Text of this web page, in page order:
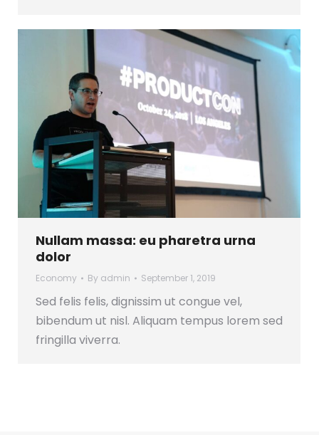
Nullam massa: eu pharetra urna
dolor
Economy By admin September 1, 2019
Sed felis felis, dignissim ut congue vel,
bibendum ut nisl. Aliquam tempus lorem sed
fringilla viverra.